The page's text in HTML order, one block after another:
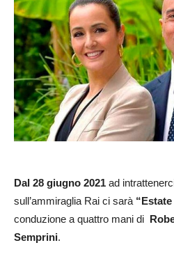
Dal 28 giugno 2021 ad
sull’ammiraglia Rai ci sarà
conduzione a quattro mani di
Semprini.